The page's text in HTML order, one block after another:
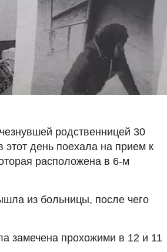
родственницей 30
день поехала на прием к
расположена в 6-м
из больницы, после чего
замечена прохожими в 12 и 11